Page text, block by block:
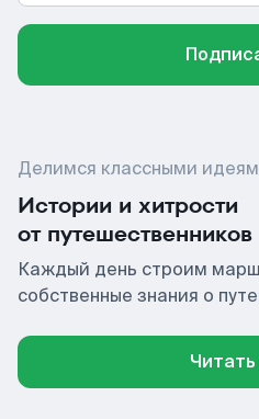
Делимся классными
Истории и хитрости
от путешественников
Каждый день строим
собственные знания о
Читать